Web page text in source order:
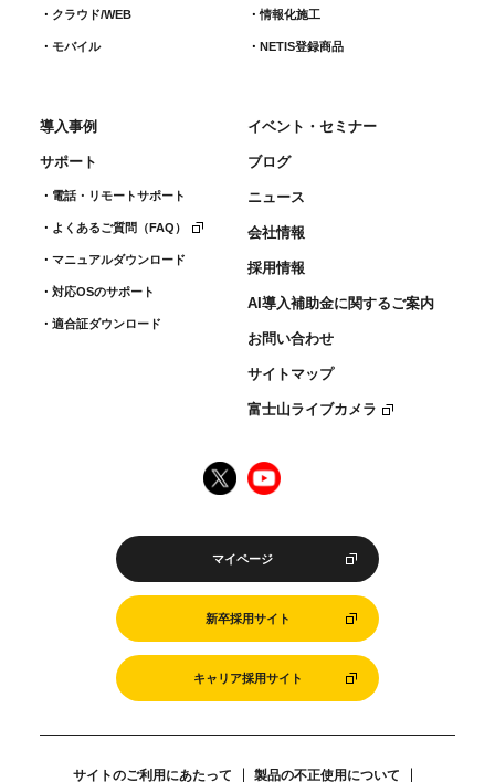
クラウド/WEB
モバイル
情報化施工
NETIS登録商品
導入事例
サポート
電話・リモートサポート
よくあるご質問（FAQ）
マニュアルダウンロード
対応OSのサポート
適合証ダウンロード
イベント・セミナー
ブログ
ニュース
会社情報
採用情報
AI導入補助金に関するご案内
お問い合わせ
サイトマップ
富士山ライブカメラ
マイページ
新卒採用サイト
キャリア採用サイト
サイトのご利用にあたって 製品の不正使用について